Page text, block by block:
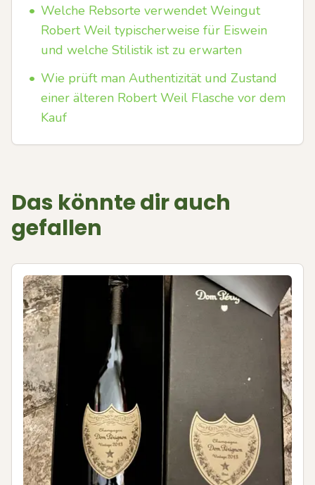
• Welche Rebsorte verwendet Weingut
Robert Weil typischerweise für Eiswein
und welche Stilistik ist zu erwarten
• Wie prüft man Authentizität und Zustand
einer älteren Robert Weil Flasche vor dem
Kauf
Das könnte dir auch
gefallen